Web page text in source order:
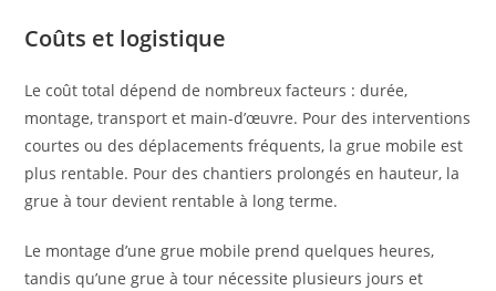
Coûts et logistique
Le coût total dépend de nombreux facteurs : durée,
montage, transport et main-d’œuvre. Pour des interventions
courtes ou des déplacements fréquents, la grue mobile est
plus rentable. Pour des chantiers prolongés en hauteur, la
grue à tour devient rentable à long terme.
Le montage d’une grue mobile prend quelques heures,
tandis qu’une grue à tour nécessite plusieurs jours et